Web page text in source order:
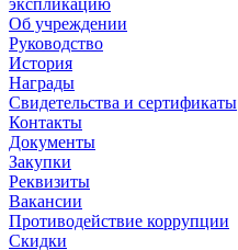
экспликацию
Об учреждении
Руководство
История
Награды
Свидетельства и сертификаты
Контакты
Документы
Закупки
Реквизиты
Вакансии
Противодействие коррупции
Скидки